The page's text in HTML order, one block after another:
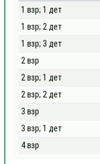
1 взр; 1 дет
1 взр; 2 дет
1 взр; 3 дет
2 взр
2 взр; 1 дет
2 взр; 2 дет
3 взр
3 взр; 1 дет
4 взр